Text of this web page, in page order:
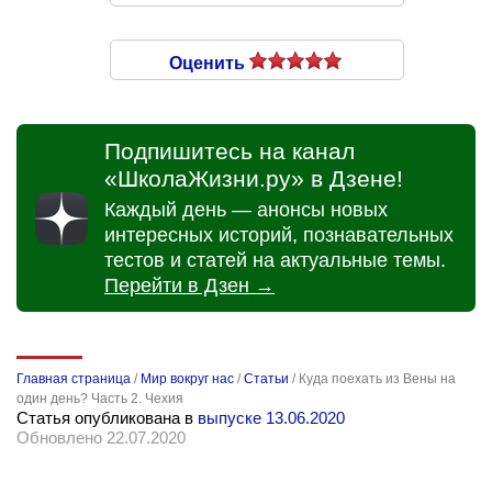
Оценить
Подпишитесь на канал
«ШколаЖизни.ру» в Дзене!
Каждый день — анонсы новых
интересных историй, познавательных
тестов и статей на актуальные темы.
Перейти в Дзен →
Главная страница / Мир вокруг нас /Статьи / Куда поехать из Вены на
один день? Часть 2. Чехия
Статья опубликована в выпуске 13.06.2020
Обновлено 22.07.2020